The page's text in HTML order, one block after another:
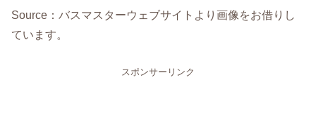
Source：バスマスターウェブサイトより画像をお借りし
ています。
スポンサーリンク